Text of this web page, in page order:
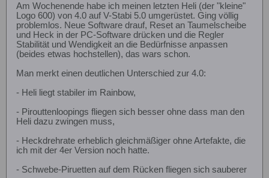
Am Wochenende habe ich meinen letzten Heli (der "kleine"
Logo 600) von 4.0 auf V-Stabi 5.0 umgerüstet. Ging völlig
problemlos. Neue Software drauf, Reset an Taumelscheibe
und Heck in der PC-Software drücken und die Regler
Stabilität und Wendigkeit an die Bedürfnisse anpassen
(beides etwas hochstellen), das wars schon.
Man merkt einen deutlichen Unterschied zur 4.0:
- Heli liegt stabiler im Rainbow,
- Pirouttenloopings fliegen sich besser ohne dass man den
Heli dazu zwingen muss,
- Heckdrehrate erheblich gleichmäßiger ohne Artefakte, die
ich mit der 4er Version noch hatte.
- Schwebe-Piruetten auf dem Rücken fliegen sich sauberer